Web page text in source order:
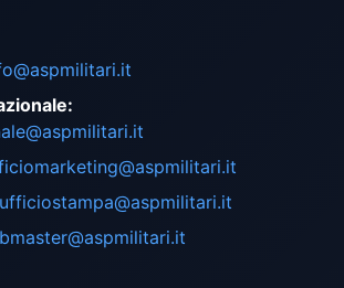
:
ufficiostampa@aspmilitari.it